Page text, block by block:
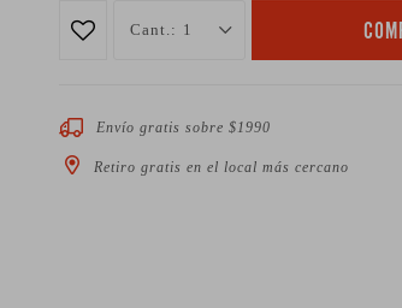
1
Envío gratis sobre $1990
Retiro gratis en el local más cercano